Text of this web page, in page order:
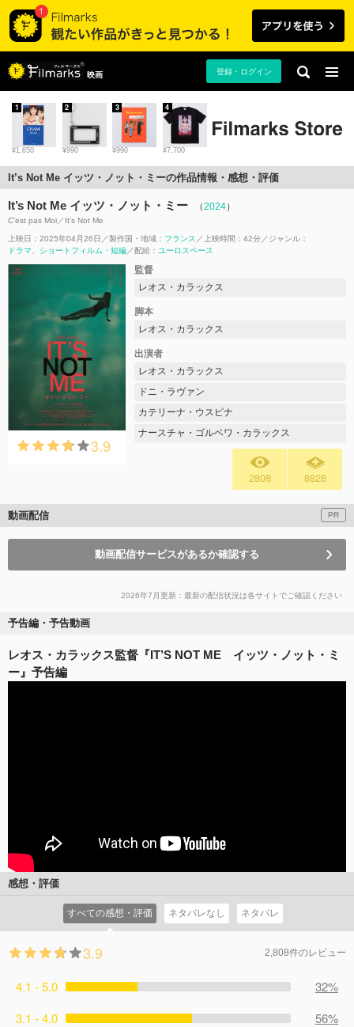
映画 登録・ログイン
¥1,650
1
¥990
2
¥990
3
¥7,700
4
It’s Not Me イッツ・ノット・ミーの作品情報・感想・評価
It’s Not Me イッツ・ノット・ミー （2024）
C’est pas Moi／It's Not Me
上映日：2025年04月26日 製作国・地域： フランス 上映時間：42分
ジャンル：
ドラマ
ショートフィルム・短編 配給： ユーロスペース
3.9
監督
レオス・カラックス
脚本
レオス・カラックス
出演者
レオス・カラックス
ドニ・ラヴァン
カテリーナ・ウスピナ
ナースチャ・ゴルベワ・カラックス
2808 8828
動画配信 PR
動画配信サービスがあるか確認する
2026年7月更新：最新の配信状況は各サイトでご確認ください
予告編・予告動画
レオス・カラックス監督『IT’S NOT ME イッツ・ノット・ミ
ー』予告編
感想・評価
すべての感想・評価 ネタバレなし ネタバレ
3.9 2,808件のレビュー
4.1 - 5.0
32%
3.1 - 4.0
56%